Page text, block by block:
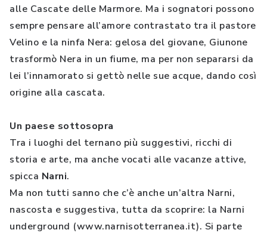
alle Cascate delle Marmore. Ma i sognatori possono
sempre pensare all’amore contrastato tra il pastore
Velino e la ninfa Nera: gelosa del giovane, Giunone
trasformò Nera in un fiume, ma per non separarsi da
lei l’innamorato si gettò nelle sue acque, dando così
origine alla cascata.
Un paese sottosopra
Tra i luoghi del ternano più suggestivi, ricchi di
storia e arte, ma anche vocati alle vacanze attive,
spicca Narni.
Ma non tutti sanno che c’è anche un’altra Narni,
nascosta e suggestiva, tutta da scoprire: la Narni
underground (www.narnisotterranea.it). Si parte